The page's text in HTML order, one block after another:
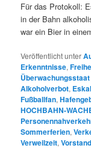
Für das Protokoll:
in der Bahn
war ein Bier in
Veröffentlicht unter
Erkenntnisse,
Überwachungsstaat
Alkoholverbot,
Fußballfan,
HOCHBAHN-
Sommerferien,
Verweilzeit,